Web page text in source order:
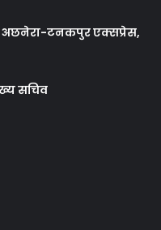
टनकपुर एक्सप्रेस,
सचिव